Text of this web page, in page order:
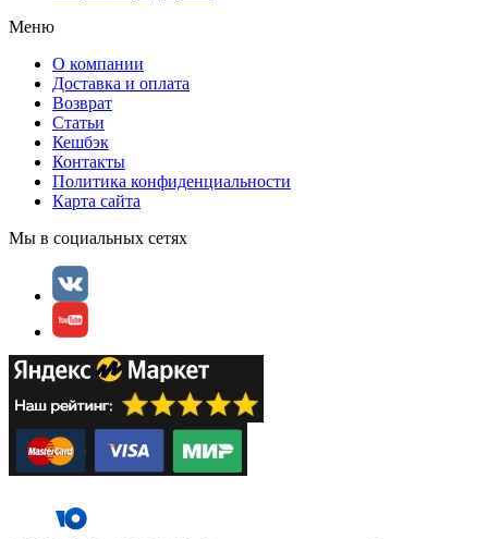
Меню
О компании
Доставка и оплата
Возврат
Статьи
Кешбэк
Контакты
Политика конфиденциальности
Карта сайта
Мы в социальных сетях